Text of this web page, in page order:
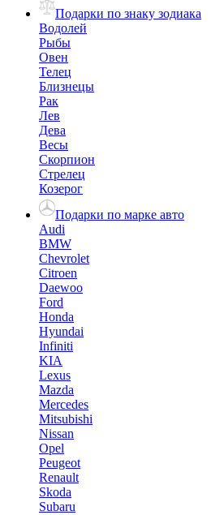
Подарки по знаку зодиака
Водолей
Рыбы
Овен
Телец
Близнецы
Рак
Лев
Дева
Весы
Скорпион
Стрелец
Козерог
Подарки по марке авто
Audi
BMW
Chevrolet
Citroen
Daewoo
Ford
Honda
Hyundai
Infiniti
KIA
Lexus
Mazda
Mercedes
Mitsubishi
Nissan
Opel
Peugeot
Renault
Skoda
Subaru